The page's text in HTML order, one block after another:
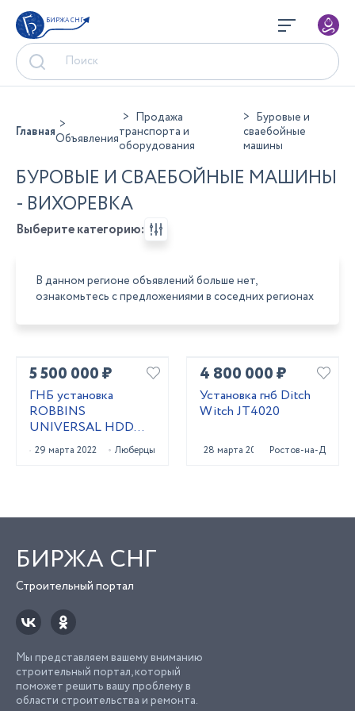
БИРЖА СНГ
ГлавнаяОбъявления
Продажа
транспорта и
оборудования
Буровые и
сваебойные
машины
БУРОВЫЕ И СВАЕБОЙНЫЕ МАШИНЫ
- ВИХОРЕВКА
Выберите категорию:
В данном регионе объявлений больше нет,
ознакомьтесь с предложениями в соседних регионах
5 500 000 ₽
ГНБ установка
ROBBINS
UNIVERSAL HDD
UNI 24x40
29 марта 2022 Люберцы
4 800 000 ₽
Установка гнб Ditch
Witch JT4020
28 марта 2023 Ростов-на-Дону
БИРЖА СНГ
Строительный портал
Мы представляем вашему вниманию
строительный портал, который
поможет решить вашу проблему в
области строительства и ремонта.